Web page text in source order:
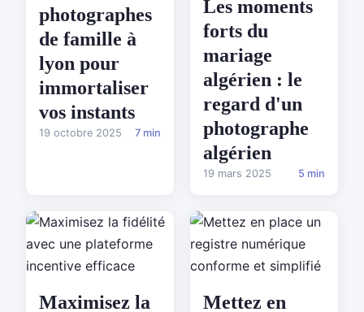
photographes
de famille à
lyon pour
immortaliser
vos instants
19 octobre 2025 7 min
Les moments
forts du
mariage
algérien : le
regard d'un
photographe
algérien
19 mars 2025 5 min
Maximisez la
Mettez en